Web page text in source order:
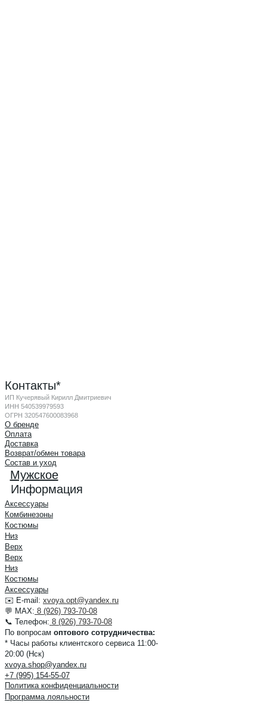
Контакты*
ИП Кучерявый Кирилл Дмитриевич
ИНН 540539979593
ОГРН 320547600083968
О бренде
Оплата
Доставка
Возврат/обмен товара
Состав и уход
Мужское
Информация
Аксессуары
Комбинезоны
Костюмы
Низ
Верх
Верх
Низ
Костюмы
Аксессуары
✉️ E-mail: xvoya.opt@yandex.ru
💬 MAX: 8 (926) 793-70-08
📞 Телефон: 8 (926) 793-70-08
По вопросам оптового сотрудничества:
* Часы работы клиентского сервиса 11:00-
20:00 (Нск)
xvoya.shop@yandex.ru
+7 (995) 154-55-07
Политика конфиденциальности
Программа лояльности